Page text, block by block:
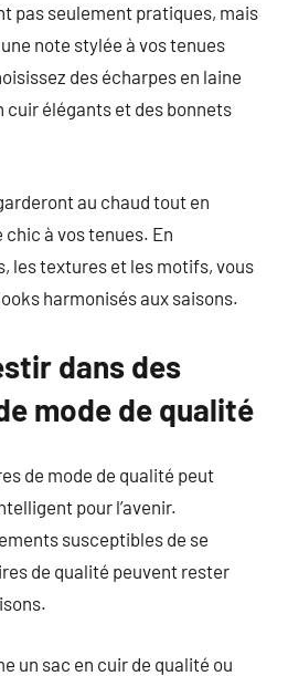
pas seulement pratiques, mais
note stylée à vos tenues
des écharpes en laine
cuir élégants et des bonnets
au chaud tout en
à vos tenues. En
les textures et les motifs, vous
harmonisés aux saisons.
dans des
mode de qualité
de mode de qualité peut
pour l’avenir.
susceptibles de se
de qualité peuvent rester
un sac en cuir de qualité ou